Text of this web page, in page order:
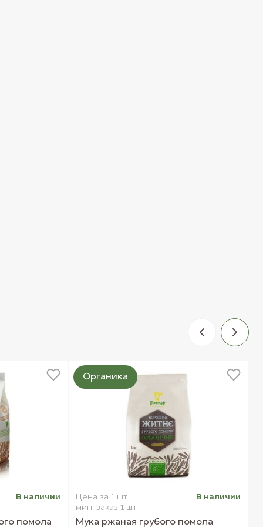
В наличии
помола
Цена за 1 шт.
мин. заказ 1 шт.
В наличии
Мука ржаная грубого помола
Органика